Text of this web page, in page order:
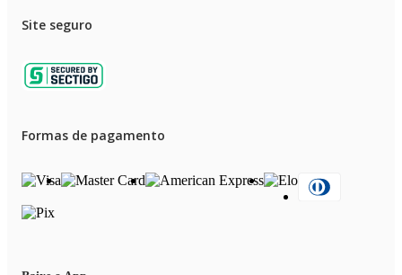
Site seguro
Formas de pagamento